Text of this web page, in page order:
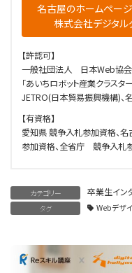
名古屋のホームペー
株式会社デジタル
【許認可】
一般社団法人 日本Web協会
「あいちロボット産業クラス
JETRO(日本貿易振興機構)、
【有資格】
愛知県 競争入札参加資格、
参加資格、全省庁 競争入
カテゴリー 卒業生イン
タグ Webデザ